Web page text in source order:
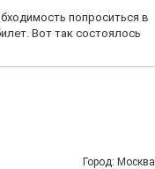
попроситься в
Вот так состоялось
Город: Москва